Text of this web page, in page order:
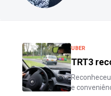
UBER
TRT3
e